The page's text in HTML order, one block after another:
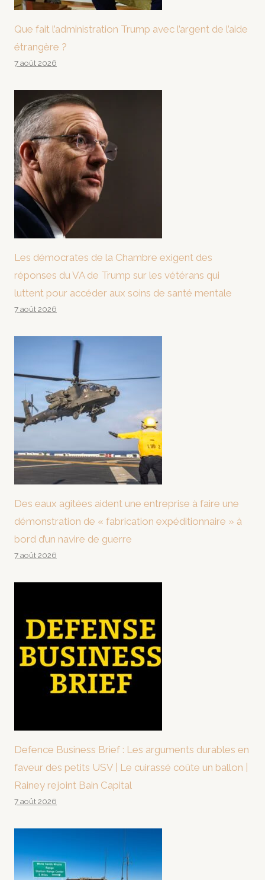
Que fait l’administration Trump avec l’argent de l’aide
étrangère ?
7 août 2026
Les démocrates de la Chambre exigent des
réponses du VA de Trump sur les vétérans qui
luttent pour accéder aux soins de santé mentale
7 août 2026
Des eaux agitées aident une entreprise à faire une
démonstration de « fabrication expéditionnaire » à
bord d’un navire de guerre
7 août 2026
Defence Business Brief : Les arguments durables en
faveur des petits USV | Le cuirassé coûte un ballon |
Rainey rejoint Bain Capital
7 août 2026